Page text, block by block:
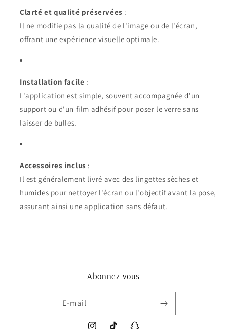
Clarté et qualité préservées :
Il ne modifie pas la qualité de l'image ou de l'écran,
offrant une expérience visuelle optimale.
Installation facile :
L'application est simple, souvent accompagnée d'un
support ou d'un film adhésif pour poser le verre sans
laisser de bulles.
Accessoires inclus :
Il est généralement livré avec des lingettes sèches et
humides pour nettoyer l'écran ou l'objectif avant la pose,
assurant ainsi une application sans défaut.
Abonnez-vous
E-mail